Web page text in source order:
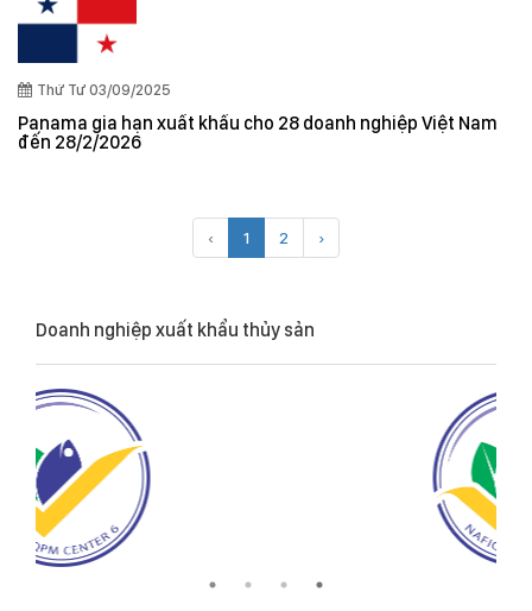
Thứ Tư 03/09/2025
Panama gia hạn xuất khẩu cho 28 doanh nghiệp Việt Nam
đến 28/2/2026
‹ 1 2 ›
Doanh nghiệp xuất khẩu thủy sản